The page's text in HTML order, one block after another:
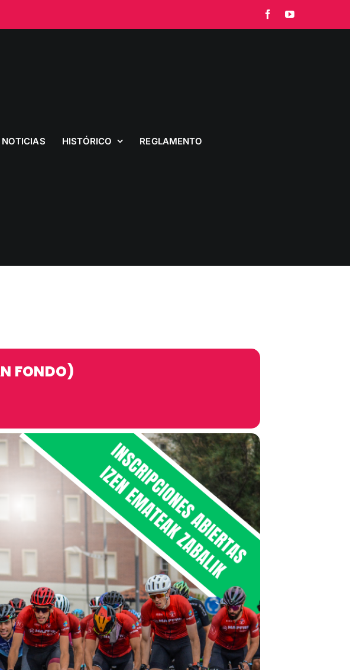
FacebookYouTube
NOTICIAS HISTÓRICO REGLAMENTO
FONDO)